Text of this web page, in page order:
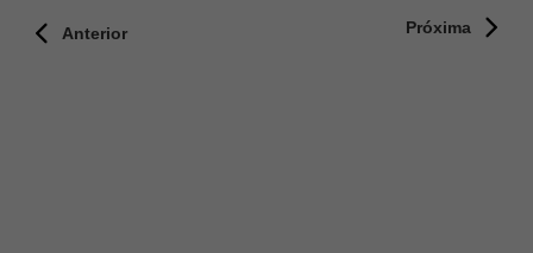
Anterior Próxima